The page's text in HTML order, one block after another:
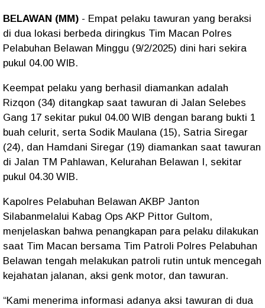
BELAWAN (MM) - Empat pelaku tawuran yang beraksi
di dua lokasi berbeda diringkus Tim Macan Polres
Pelabuhan Belawan Minggu (9/2/2025) dini hari sekira
pukul 04.00 WIB.
Keempat pelaku yang berhasil diamankan adalah
Rizqon (34) ditangkap saat tawuran di Jalan Selebes
Gang 17 sekitar pukul 04.00 WIB dengan barang bukti 1
buah celurit, serta Sodik Maulana (15), Satria Siregar
(24), dan Hamdani Siregar (19) diamankan saat tawuran
di Jalan TM Pahlawan, Kelurahan Belawan I, sekitar
pukul 04.30 WIB.
Kapolres Pelabuhan Belawan AKBP Janton
Silabanmelalui Kabag Ops AKP Pittor Gultom,
menjelaskan bahwa penangkapan para pelaku dilakukan
saat Tim Macan bersama Tim Patroli Polres Pelabuhan
Belawan tengah melakukan patroli rutin untuk mencegah
kejahatan jalanan, aksi genk motor, dan tawuran.
“Kami menerima informasi adanya aksi tawuran di dua